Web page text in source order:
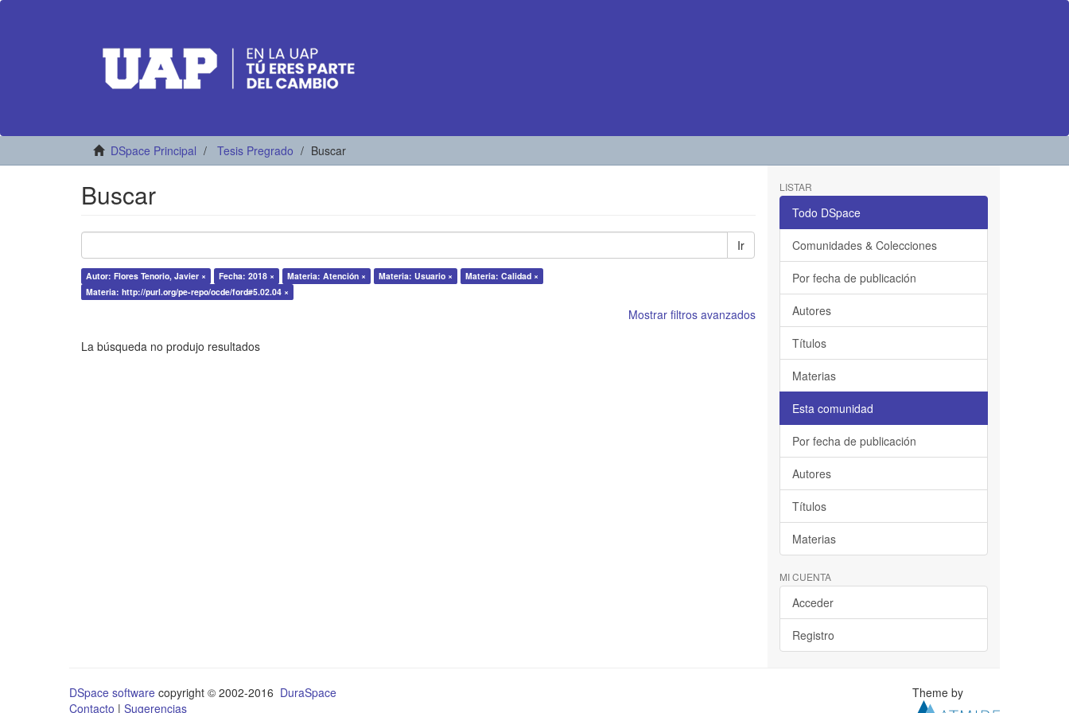
DSpace Principal Tesis Pregrado Buscar
Buscar
Ir
Autor: Flores Tenorio, Javier × Fecha: 2018 × Materia: Atención × Materia: Usuario ×
Materia: Calidad ×
Materia: http://purl.org/pe-repo/ocde/ford#5.02.04 ×
Mostrar filtros avanzados
La búsqueda no produjo resultados
LISTAR
Todo DSpace
Comunidades & Colecciones
Por fecha de publicación
Autores
Títulos
Materias
Esta comunidad
Por fecha de publicación
Autores
Títulos
Materias
MI CUENTA
Acceder
Registro
DSpace software copyright © 2002-2016 DuraSpace
Contacto | Sugerencias
Theme by